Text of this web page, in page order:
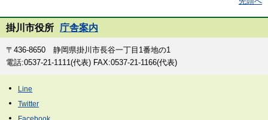
掛川市役所 庁舎案内
〒436-8650 静岡県掛川市長谷一丁目1番地の1
電話:0537-21-1111(代表) FAX:0537-21-1166(代表)